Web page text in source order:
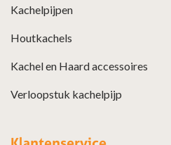
Kachelpijpen
Houtkachels
Kachel en Haard accessoires
Verloopstuk kachelpijp